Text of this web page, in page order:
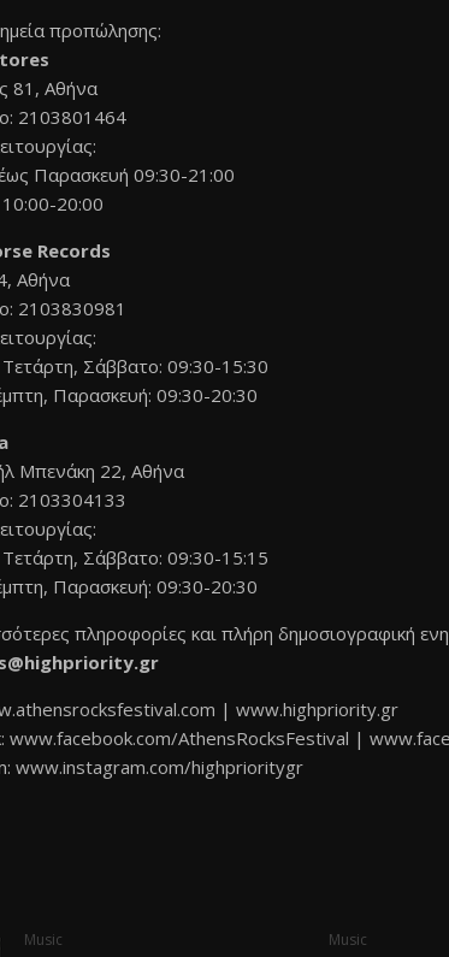
προπώλησης:
81, Αθήνα
2103801464
Παρασκευή 09:30-21:00
20:00
Records
Αθήνα
2103830981
Σάββατο: 09:30-15:30
Παρασκευή: 09:30-20:30
Μπενάκη 22, Αθήνα
2103304133
Σάββατο: 09:30-15:15
Παρασκευή: 09:30-20:30
πληροφορίες και πλήρη δημοσιογραφική
| www.highpriority.gr
www.facebook.com/AthensRocksFestival |
www.instagram.com/highprioritygr
Music Music